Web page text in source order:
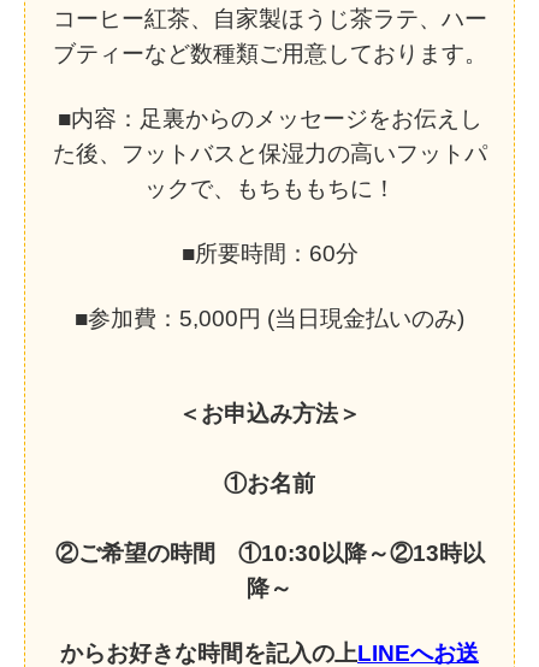
コーヒー紅茶、自家製ほうじ茶ラテ、ハー
ブティーなど数種類ご用意しております。
■内容：足裏からのメッセージをお伝えし
た後、
フットバスと保湿力の高いフットパ
ックで、もちももちに！
■所要時間：60分
■参加費：5,000円 (当日現金払いのみ)
＜お申込み方法＞
①お名前
②ご希望の時間 ①10:30以降～②13時以
降～
からお好きな時間を記入の上LINEへお送